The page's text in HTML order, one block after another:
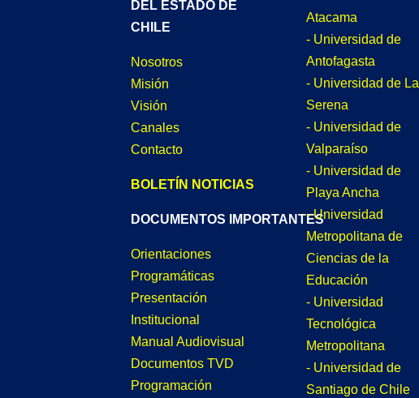
DEL ESTADO DE
CHILE
Nosotros
Misión
Visión
Canales
Contacto
BOLETÍN NOTICIAS
DOCUMENTOS IMPORTANTES
Orientaciones
Programáticas
Presentación
Institucional
Manual Audiovisual
Documentos TVD
Programación
Atacama
- Universidad de
Antofagasta
- Universidad de La
Serena
- Universidad de
Valparaíso
- Universidad de
Playa Ancha
- Universidad
Metropolitana de
Ciencias de la
Educación
- Universidad
Tecnológica
Metropolitana
- Universidad de
Santiago de Chile